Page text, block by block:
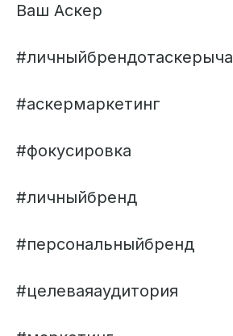
Ваш Аскер
#личныйбрендотаскерыча
#аскермаркетинг
#фокусировка
#личныйбренд
#персональныйбренд
#целеваяаудитория